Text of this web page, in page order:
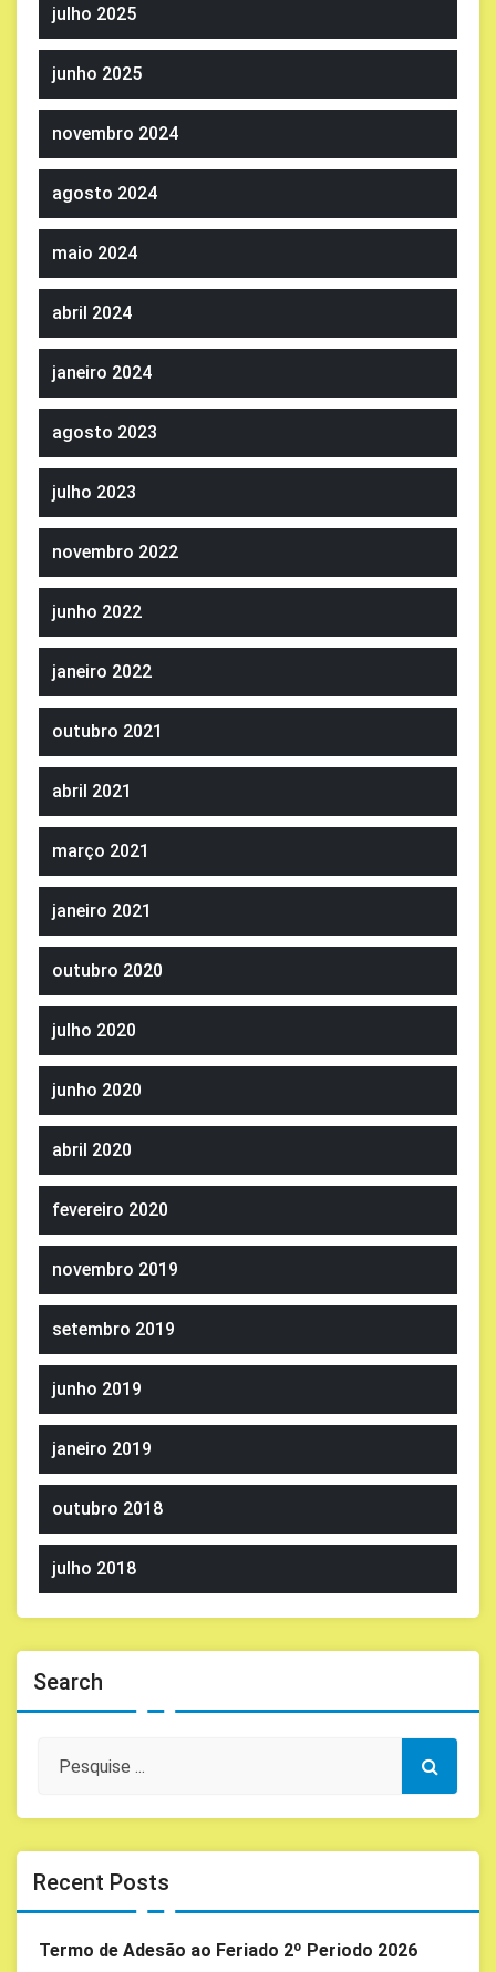
julho 2025
junho 2025
novembro 2024
agosto 2024
maio 2024
abril 2024
janeiro 2024
agosto 2023
julho 2023
novembro 2022
junho 2022
janeiro 2022
outubro 2021
abril 2021
março 2021
janeiro 2021
outubro 2020
julho 2020
junho 2020
abril 2020
fevereiro 2020
novembro 2019
setembro 2019
junho 2019
janeiro 2019
outubro 2018
julho 2018
Search
Recent Posts
Termo de Adesão ao Feriado 2º Periodo 2026